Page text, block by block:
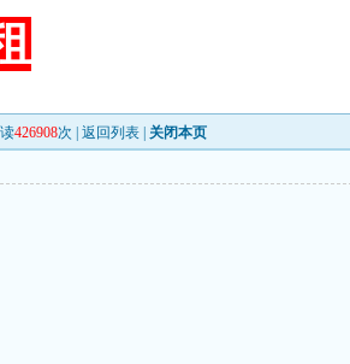
426908次 | 返回列表 关闭本页